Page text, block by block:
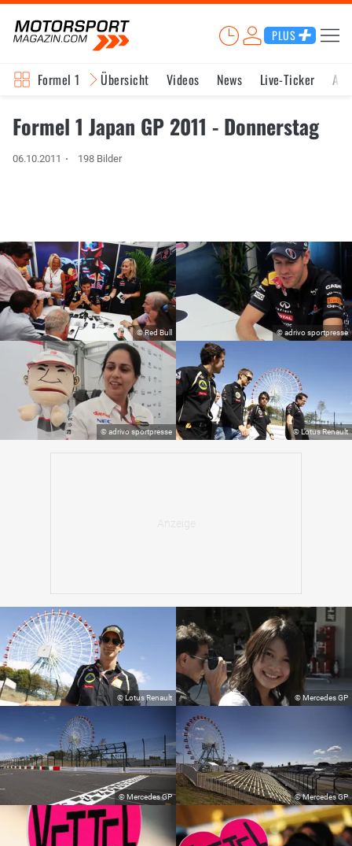
PLUS
Formel 1 Übersicht Videos News Live-Ticker
Formel 1 Japan GP 2011 - Donnerstag
06.10.2011 198 Bilder